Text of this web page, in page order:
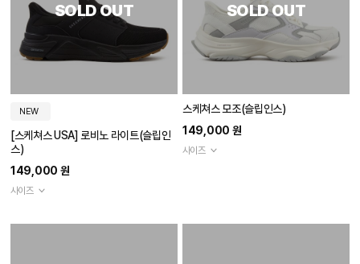
SOLD OUT
NEW
[스케쳐스 USA] 로비노 라이트(슬립인
스)
149,000 원
사이즈
SOLD OUT
스케쳐스 모조(슬립인스)
149,000 원
사이즈